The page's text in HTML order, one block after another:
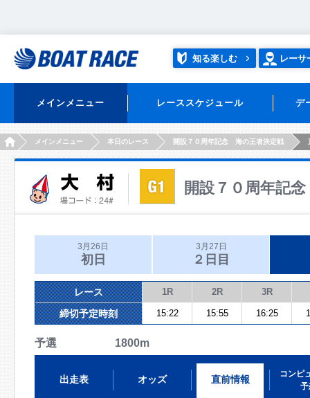
知る楽しむ レーサ
メインメニュー レーススケジュール デ
HOMEメインメニュー 本日のレース 開設７０周年記念 海の王者決定戦
開設７０周年記
3月26日
初日
3月27日
２日目
レース 1R 2R 3R
締切予定時刻 15:22 15:55 16:25
予選 1800m
出走表 オッズ 直前情報
コンピ
予